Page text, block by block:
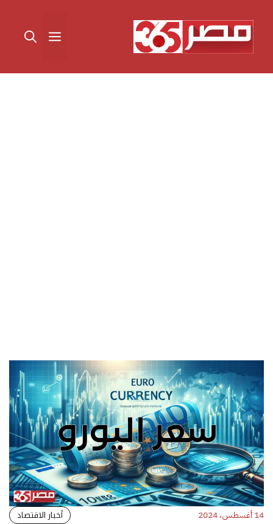
المحتوى القائمة
14 أغسطس، 2024 أخبار الاقتصاد